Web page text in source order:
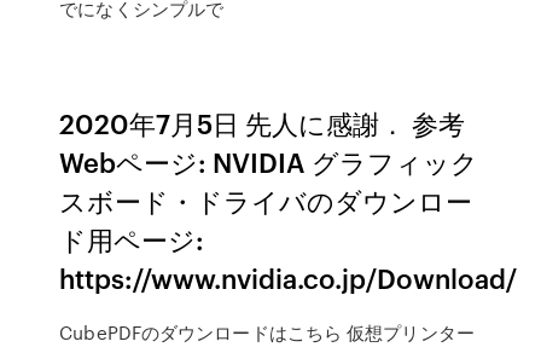
でになくシンプルで
2020年7月5日 先人に感謝． 参考
Webページ: NVIDIA グラフィック
スボード・ドライバのダウンロー
ド用ページ:
https://www.nvidia.co.jp/Download/
CubePDFのダウンロードはこちら 仮想プリンター